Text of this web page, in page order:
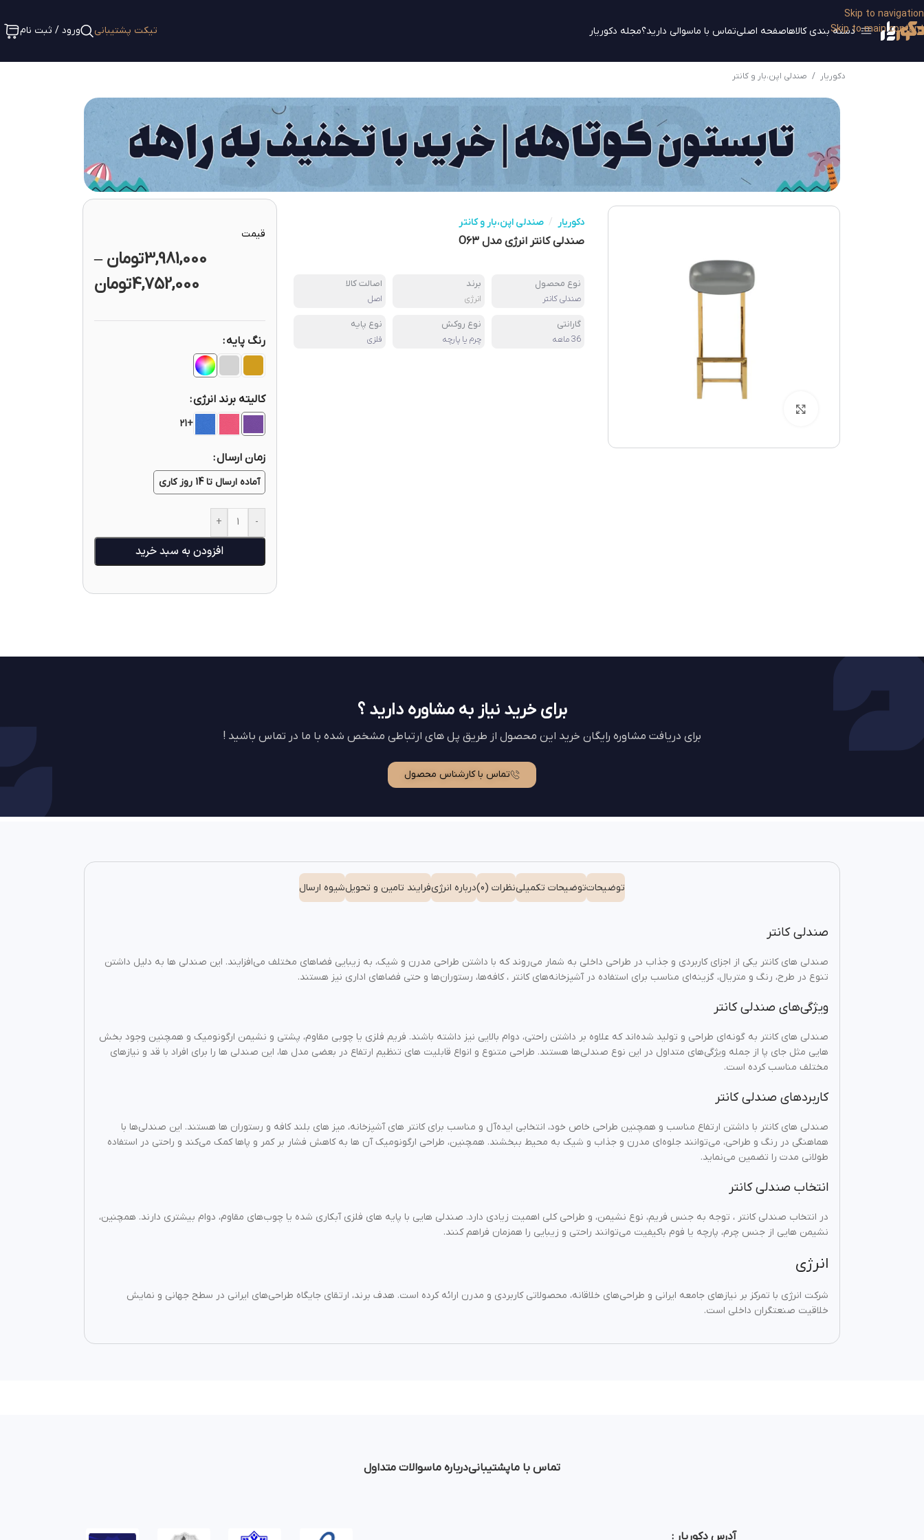
Skip to navigation
Skip to main contentدسته بندی کالاهاصفحه اصلیتماس با ماسوالی دارید؟مجله دکوریار تیکت پشتیبانی ورود / ثبت نام
دکوریار / صندلی اپن،بار و کانتر
دکوریار / صندلی اپن،بار و کانتر
صندلی کانتر انرژی مدل O۶۳
نوع محصول
صندلی کانتر
برند
انرژی
اصالت کالا
اصل
گارانتی
36 ماهه
نوع روکش
چرم یا پارچه
نوع پایه
فلزی
قیمت
3,981,000تومان –
4,752,000تومان
رنگ پایه
کالیته برند انرژی
+21
زمان ارسال
آماده ارسال تا 14 روز کاری
-
+
افزودن به سبد خرید
برای خرید نیاز به مشاوره دارید ؟
برای دریافت مشاوره رایگان خرید این محصول از طریق پل های ارتباطی مشخص شده با ما در تماس باشید !
تماس با کارشناس محصول
توضیحاتتوضیحات تکمیلینظرات (0) درباره انرژیفرایند تامین و تحویلشیوه ارسال
صندلی کانتر
صندلی‌ های کانتر یکی از اجزای کاربردی و جذاب در طراحی داخلی به‌ شمار می‌روند که با داشتن طراحی مدرن و شیک، به زیبایی فضاهای مختلف می‌افزایند. این صندلی‌ ها به دلیل داشتن
تنوع در طرح، رنگ و متریال، گزینه‌ای مناسب برای استفاده در آشپزخانه‌های کانتر ، کافه‌ها، رستوران‌ها و حتی فضاهای اداری نیز هستند.
ویژگی‌های صندلی کانتر
صندلی‌ های کانتر به گونه‌ای طراحی و تولید شده‌اند که علاوه بر داشتن راحتی، دوام بالایی نیز داشته باشند. فریم فلزی یا چوبی مقاوم، پشتی و نشیمن ارگونومیک و همچنین وجود بخش‌
هایی مثل جای پا از جمله ویژگی‌های متداول در این نوع صندلی‌ها هستند. طراحی متنوع و انواع قابلیت های تنظیم ارتفاع در بعضی مدل‌ ها، این صندلی‌ ها را برای افراد با قد و نیازهای
مختلف مناسب کرده است.
کاربردهای صندلی کانتر
صندلی‌ های کانتر با داشتن ارتفاع مناسب و همچنین طراحی خاص خود، انتخابی ایده‌آل و مناسب برای کانتر های آشپزخانه، میز های بلند کافه و رستوران‌ ها هستند. این صندلی‌ها با
هماهنگی در رنگ و طراحی، می‌توانند جلوه‌ای مدرن و جذاب و شیک به محیط ببخشند. همچنین، طراحی ارگونومیک آن‌ ها به کاهش فشار بر کمر و پاها کمک می‌کند و راحتی در استفاده
طولانی مدت را تضمین می‌نماید.
انتخاب صندلی کانتر
در انتخاب صندلی کانتر ، توجه به جنس فریم، نوع نشیمن، و طراحی کلی اهمیت زیادی دارد. صندلی‌ هایی با پایه‌ های فلزی آبکاری‌ شده یا چوب‌های مقاوم، دوام بیشتری دارند. همچنین،
نشیمن هایی از جنس چرم، پارچه یا فوم باکیفیت می‌توانند راحتی و زیبایی را همزمان فراهم کنند.
انرژی
شرکت انرژی با تمرکز بر نیازهای جامعه ایرانی و طراحی‌های خلاقانه، محصولاتی کاربردی و مدرن ارائه کرده است. هدف برند، ارتقای جایگاه طراحی‌های ایرانی در سطح جهانی و نمایش
خلاقیت صنعتگران داخلی است.
تماس با ماپشتیبانیدرباره ماسوالات متداول
آدرس دکوریار :